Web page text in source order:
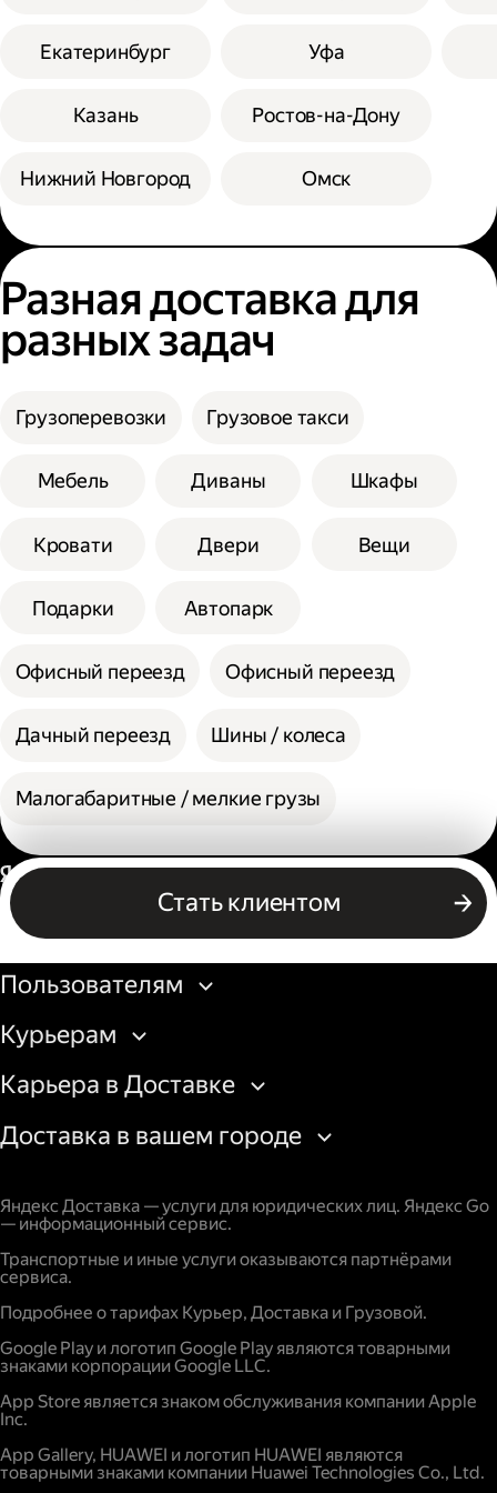
Екатеринбург
Казань
Нижний Новгород
Уфа
Ростов-на-Дону
Омск
Разная доставка для
разных задач
Грузоперевозки Грузовое такси
Мебель Диваны Шкафы
Кровати Двери Вещи
Подарки Автопарк
Офисный переезд Офисный переезд
Дачный переезд Шины / колеса
Малогабаритные / мелкие грузы
Стать клиентом
Россия
Бизнесу
Пользователям
Курьерам
Карьера в Доставке
Доставка в вашем городе
Яндекс Доставка — услуги для юридических лиц. Яндекс Go
— информационный сервис.
Транспортные и иные услуги оказываются партнёрами
сервиса.
Подробнее о тарифах Курьер, Доставка и Грузовой.
Google Play и логотип Google Play являются товарными
знаками корпорации Google LLC.
App Store является знаком обслуживания компании Apple
Inc.
App Gallery, HUAWEI и логотип HUAWEI являются
товарными знаками компании Huawei Technologies Co., Ltd.